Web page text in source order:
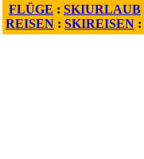
FLÜGE : SKIURLAUB
REISEN : SKIREISEN :